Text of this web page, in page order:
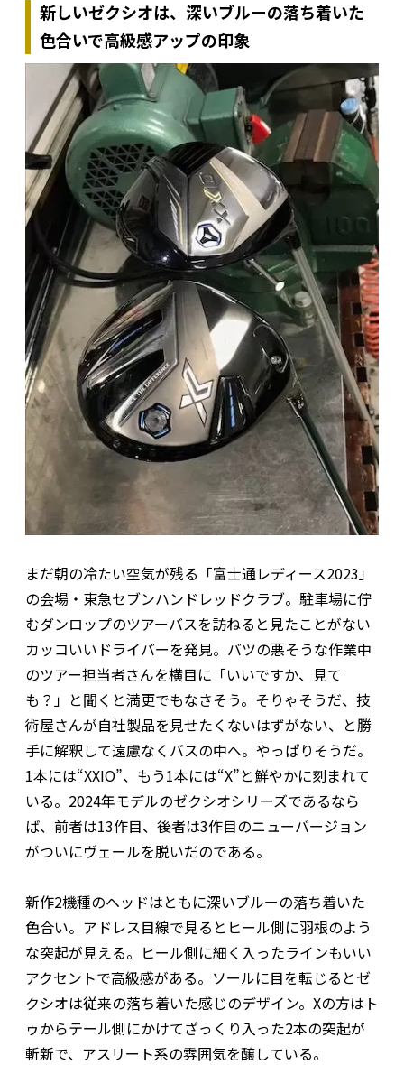
新しいゼクシオは、深いブルーの落ち着いた
色合いで高級感アップの印象
まだ朝の冷たい空気が残る「富士通レディース2023」
の会場・東急セブンハンドレッドクラブ。駐車場に佇
むダンロップのツアーバスを訪ねると見たことがない
カッコいいドライバーを発見。バツの悪そうな作業中
のツアー担当者さんを横目に「いいですか、見て
も？」と聞くと満更でもなさそう。そりゃそうだ、技
術屋さんが自社製品を見せたくないはずがない、と勝
手に解釈して遠慮なくバスの中へ。やっぱりそうだ。
1本には“XXIO”、もう1本には“X”と鮮やかに刻まれて
いる。2024年モデルのゼクシオシリーズであるなら
ば、前者は13作目、後者は3作目のニューバージョン
がついにヴェールを脱いだのである。
新作2機種のヘッドはともに深いブルーの落ち着いた
色合い。アドレス目線で見るとヒール側に羽根のよう
な突起が見える。ヒール側に細く入ったラインもいい
アクセントで高級感がある。ソールに目を転じるとゼ
クシオは従来の落ち着いた感じのデザイン。Xの方はト
ゥからテール側にかけてざっくり入った2本の突起が
斬新で、アスリート系の雰囲気を醸している。